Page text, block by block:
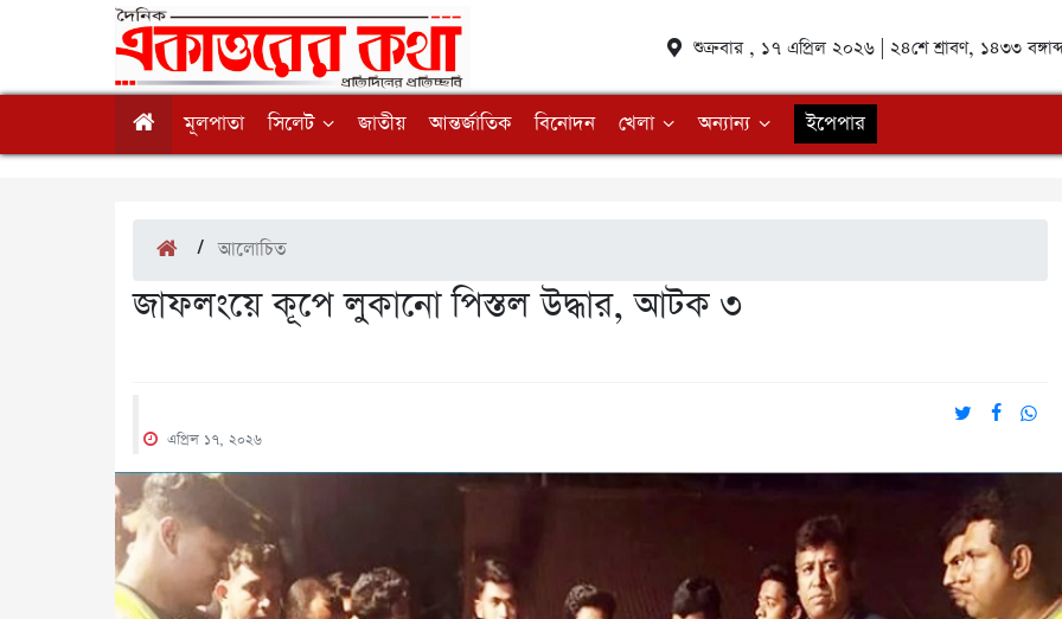
শুক্রবার , ১৭ এপ্রিল ২০২৬ | ২৪শে শ্রাবণ, ১৪৩৩
মূলপাতা সিলেট জাতীয় আন্তর্জাতিক বিনোদন খেলা অন্যান্য ইপেপার
/আলোচিত
জাফলংয়ে কূপে লুকানো পিস্তল উদ্ধার, আটক ৩
এপ্রিল ১৭, ২০২৬